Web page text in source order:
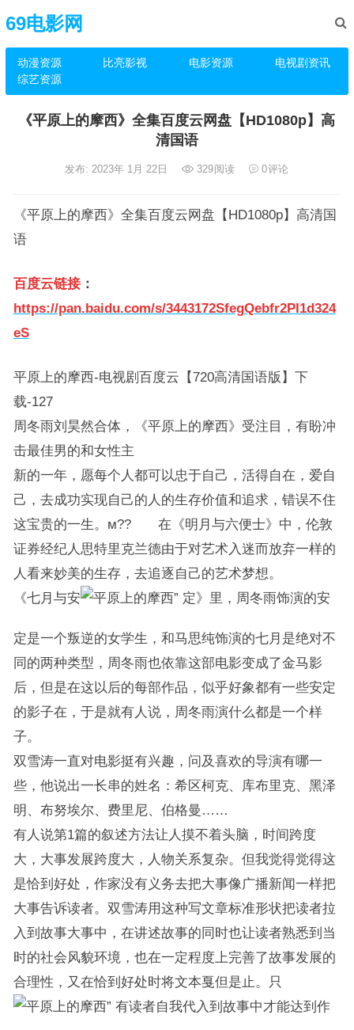
69电影网
动漫资源 比亮影视 电影资源
电视剧资讯
综艺资源
《平原上的摩西》全集百度云网盘【HD1080p】高
清国语
发布: 2023年 1月 22日 329阅读 0评论
《平原上的摩西》全集百度云网盘【HD1080p】高清国
语
百度云链接：
https://pan.baidu.com/s/3443172SfegQebfr2PI1d324
eS
平原上的摩西-电视剧百度云【720高清国语版】下
载-127
周冬雨刘昊然合体，《平原上的摩西》受注目，有盼冲
击最佳男的和女性主
新的一年，愿每个人都可以忠于自己，活得自在，爱自
己，去成功实现自己的人的生存价值和追求，错误不住
这宝贵的一生。м?? 在《明月与六便士》中，伦敦
证券经纪人思特里克兰德由于对艺术入迷而放弃一样的
人看来妙美的生存，去追逐自己的艺术梦想。
《七月与安
定》里，周冬雨饰演的安
定是一个叛逆的女学生，和马思纯饰演的七月是绝对不
同的两种类型，周冬雨也依靠这部电影变成了金马影
后，但是在这以后的每部作品，似乎好象都有一些安定
的影子在，于是就有人说，周冬雨演什么都是一个样
子。
双雪涛一直对电影挺有兴趣，问及喜欢的导演有哪一
些，他说出一长串的姓名：希区柯克、库布里克、黑泽
明、布努埃尔、费里尼、伯格曼……
有人说第1篇的叙述方法让人摸不着头脑，时间跨度
大，大事发展跨度大，人物关系复杂。但我觉得觉得这
是恰到好处，作家没有义务去把大事像广播新闻一样把
大事告诉读者。双雪涛用这种写文章标准形状把读者拉
入到故事大事中，在讲述故事的同时也让读者熟悉到当
时的社会风貌环境，也在一定程度上完善了故事发展的
合理性，又在恰到好处时将文本戛但是止。只
有读者自我代入到故事中才能达到作